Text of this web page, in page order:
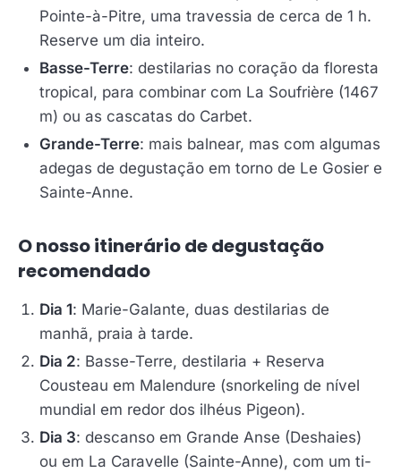
Pointe-à-Pitre, uma travessia de cerca de 1 h.
Reserve um dia inteiro.
Basse-Terre: destilarias no coração da floresta
tropical, para combinar com La Soufrière (1467
m) ou as cascatas do Carbet.
Grande-Terre: mais balnear, mas com algumas
adegas de degustação em torno de Le Gosier e
Sainte-Anne.
O nosso itinerário de degustação
recomendado
Dia 1: Marie-Galante, duas destilarias de
manhã, praia à tarde.
Dia 2: Basse-Terre, destilaria + Reserva
Cousteau em Malendure (snorkeling de nível
mundial em redor dos ilhéus Pigeon).
Dia 3: descanso em Grande Anse (Deshaies)
ou em La Caravelle (Sainte-Anne), com um ti-